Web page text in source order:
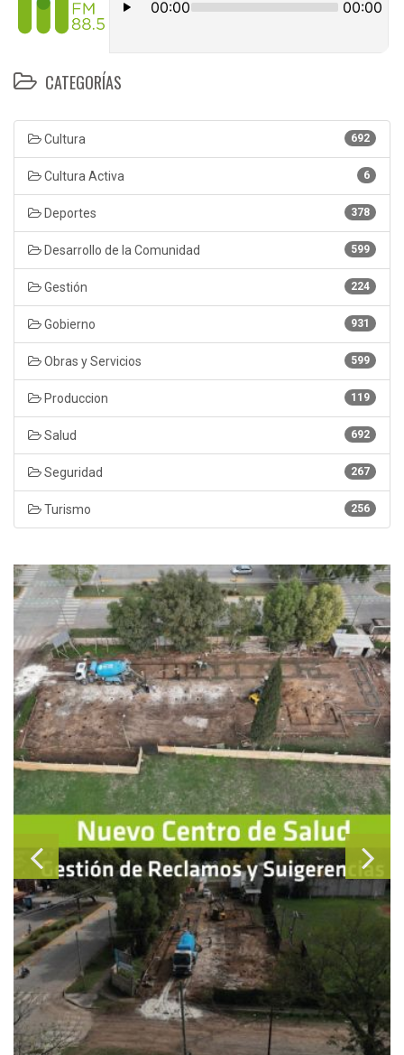
CATEGORÍAS
692
Cultura
6
Cultura Activa
378
Deportes
599
Desarrollo de la Comunidad
224
Gestión
931
Gobierno
599
Obras y Servicios
119
Produccion
692
Salud
267
Seguridad
256
Turismo